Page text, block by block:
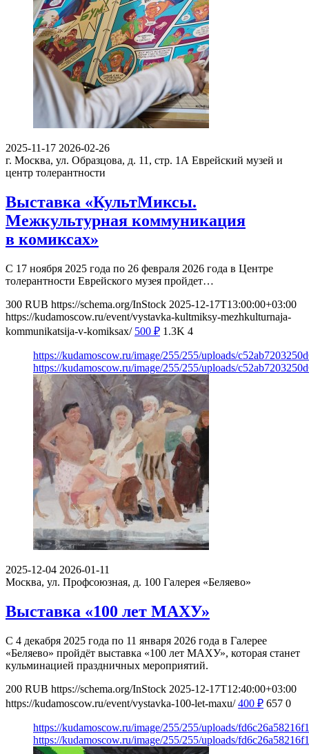
2025-11-17 2026-02-26
г. Москва, ул. Образцова, д. 11, стр. 1А Еврейский музей и
центр толерантности
Выставка «КультМиксы.
Межкультурная коммуникация
в комиксах»
С 17 ноября 2025 года по 26 февраля 2026 года в Центре
толерантности Еврейского музея пройдет…
300 RUB https://schema.org/InStock 2025-12-17T13:00:00+03:00
https://kudamoscow.ru/event/vystavka-kultmiksy-mezhkulturnaja-
kommunikatsija-v-komiksax/ 500 ₽ 1.3K 4
https://kudamoscow.ru/image/255/255/uploads/
https://kudamoscow.ru/image/255/255/uploads/
2025-12-04 2026-01-11
Москва, ул. Профсоюзная, д. 100 Галерея «Беляево»
Выставка «100 лет МАХУ»
С 4 декабря 2025 года по 11 января 2026 года в Галерее
«Беляево» пройдёт выставка «100 лет МАХУ», которая станет
кульминацией праздничных мероприятий.
200 RUB https://schema.org/InStock 2025-12-17T12:40:00+03:00
https://kudamoscow.ru/event/vystavka-100-let-maxu/ 400 ₽ 657 0
https://kudamoscow.ru/image/255/255/uploads/
https://kudamoscow.ru/image/255/255/uploads/